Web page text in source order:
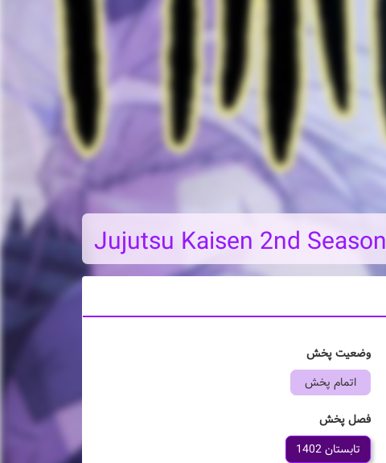
Jujutsu Kaisen 2nd Season
وضعیت پخش
اتمام پخش
فصل پخش
تابستان 1402